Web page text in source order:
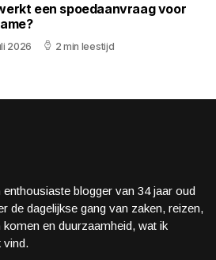
een spoedaanvraag voor
2026 2 min leestijd
blogger van 34 jaar oud
de dagelijkse gang van zaken, reizen,
en duurzaamheid, wat ik
vind.